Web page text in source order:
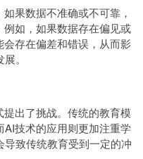
果数据不准确或不可靠，
如，如果数据存在偏见或
存在偏差和错误，从而影
。
出了挑战。传统的教育模
技术的应用则更加注重学
致传统教育受到一定的冲